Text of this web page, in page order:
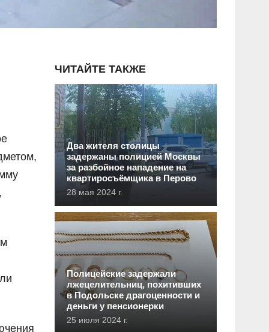
ЧИТАЙТЕ ТАКЖЕ
Два жителя столицы
задержаны полицией Москвы
за разбойное нападение на
квартиросъёмщика в Перово
28 мая 2024 г.
Полицейские задержали
лжецелительниц, похитивших
в Подольске драгоценности и
деньги у пенсионерки
25 июля 2024 г.